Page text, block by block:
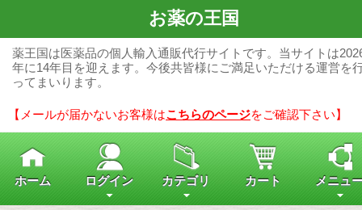
お薬の王国
薬王国は医薬品の個人輸入通販代行サイトです。当サイトは
年に14年目を迎えます。今後共皆様にご満足いただける運営を
ってまいります。
【メールが届かないお客様はこちらのページをご確認下さい】
ホーム ログイン カテゴリ カート メニュ